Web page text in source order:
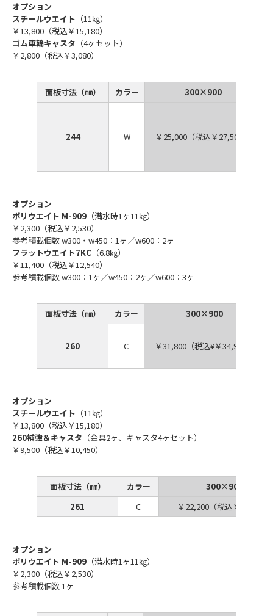
オプション
スチールウエイト （11㎏）
￥13,800（税込￥15,180）
ゴム車輪キャスタ （4ヶセット）
￥2,800（税込￥3,080）
面板寸法（㎜） カラー 300×900
244 W ￥25,000（税込￥27,500）
オプション
ポリウエイト M-909 （満水時1ヶ11㎏）
￥2,300（税込￥2,530）
参考積載個数 w300・w450：1ヶ／w600：2ヶ
フラットウエイト7KC （6.8㎏）
￥11,400（税込￥12,540）
参考積載個数 w300：1ヶ／w450：2ヶ／w600：3ヶ
面板寸法（㎜） カラー 300×900
260 C ￥31,800（税込¥￥34,980）
オプション
スチールウエイト （11㎏）
￥13,800（税込￥15,180）
260補強＆キャスタ （金具2ヶ、キャスタ4ヶセット）
￥9,500（税込￥10,450）
面板寸法（㎜） カラー
300×900
261
C ￥22,200（税込￥24,420）
オプション
ポリウエイト M-909 （満水時1ヶ11㎏）
￥2,300（税込￥2,530）
参考積載個数 1ヶ